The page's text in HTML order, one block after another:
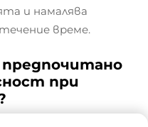
и намалява
време.
при